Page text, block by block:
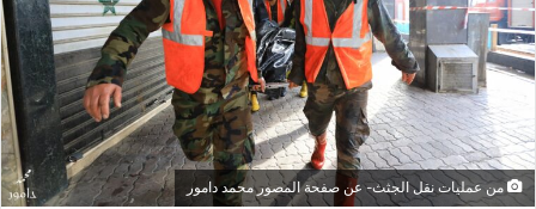
من عمليات نقل الجثث- عن صفحة المصور محمد دامور